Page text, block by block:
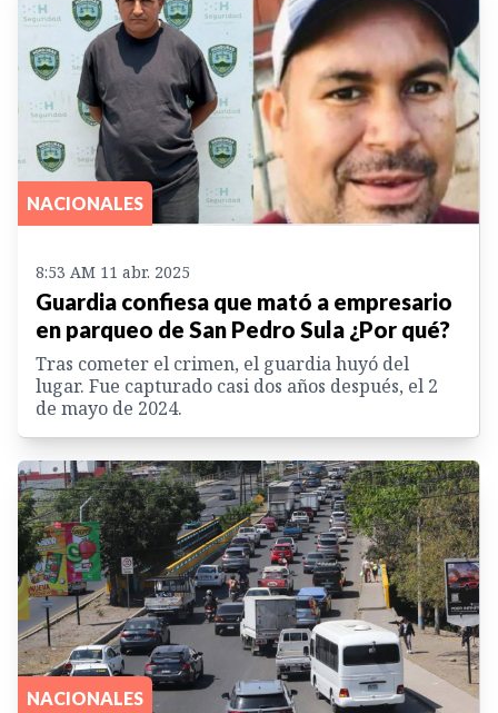
NACIONALES
8:53 AM 11 abr. 2025
Guardia confiesa que mató a empresario
en parqueo de San Pedro Sula ¿Por qué?
Tras cometer el crimen, el guardia huyó del
lugar. Fue capturado casi dos años después, el 2
de mayo de 2024.
NACIONALES